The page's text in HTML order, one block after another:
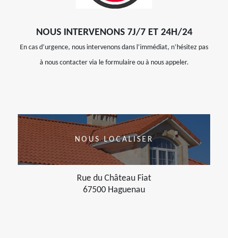
NOUS INTERVENONS 7J/7 ET 24H/24
En cas d’urgence, nous intervenons dans l’immédiat, n’hésitez pas
à nous contacter via le formulaire ou à nous appeler.
NOUS LOCALISER
Rue du Château Fiat
67500 Haguenau